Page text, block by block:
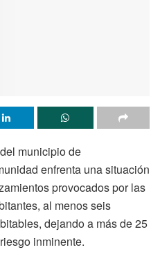
municipio de
enfrenta una situación
provocados por las
al menos seis
dejando a más de 25
inminente.